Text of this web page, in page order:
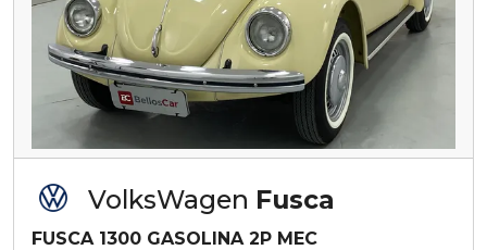
VolksWagen Fusca
FUSCA 1300 GASOLINA 2P MEC